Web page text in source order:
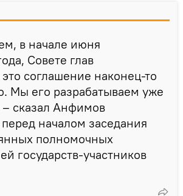
в начале июня
Совете глав
это соглашение наконец-то
Мы его разрабатываем уже
– сказал Анфимов
началом заседания
полномочных
государств-участников